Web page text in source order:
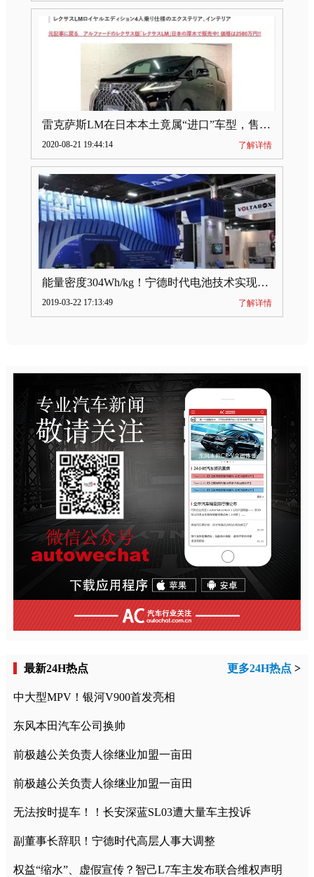
雷克萨斯LM在日本本土竟属“进口”车型，售价2580万日元
2020-08-21 19:44:14 了解详情
能量密度304Wh/kg！宁德时代电池技术实现突破
2019-03-22 17:13:49 了解详情
最新24H热点 更多24H热点 >
中大型MPV！银河V900首发亮相
东风本田汽车公司换帅
前极越公关负责人徐继业加盟一亩田
前极越公关负责人徐继业加盟一亩田
无法按时提车！！长安深蓝SL03遭大量车主投诉
副董事长辞职！宁德时代高层人事大调整
权益“缩水”、虚假宣传？智己L7车主发布联合维权声明